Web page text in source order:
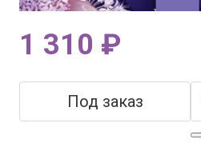
1 310 ₽
Под заказ